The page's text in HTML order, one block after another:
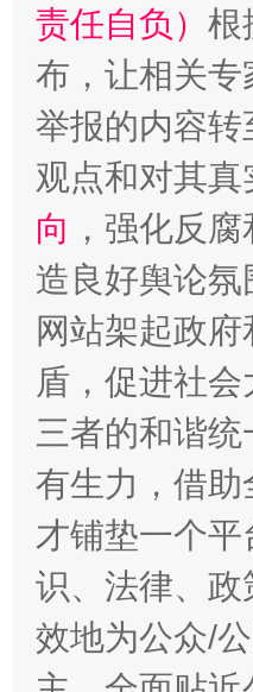
责任自负） 根
布，让相关
举报的内容
观点和对其真
向 ，强化反
造良好舆论
网站架起政
盾，促进社
三者的和谐
有生力，借
才铺垫一个
识、法律、
效地为公众/